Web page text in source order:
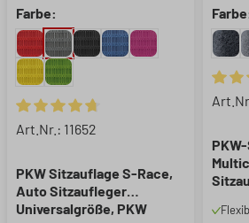
Farbe:
Durchschnittliche Bewertung von
Art.Nr.: 11652
PKW Sitzauflage S-Race,
Auto Sitzaufleger
Universalgröße, PKW